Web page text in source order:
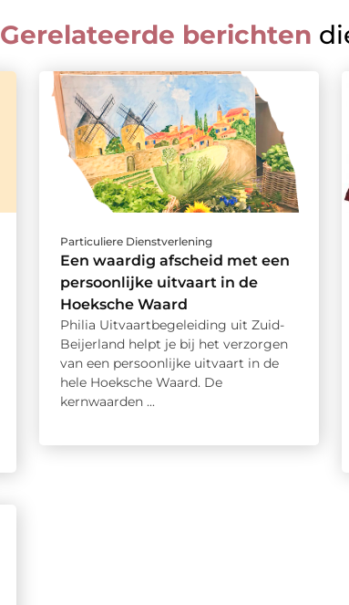
Gerelateerde berichten
Particuliere Dienstverlening
Een waardig afscheid met een
persoonlijke uitvaart in de
Hoeksche Waard
Philia Uitvaartbegeleiding uit Zuid-
Beijerland helpt je bij het verzorgen
van een persoonlijke uitvaart in de
hele Hoeksche Waard. De
kernwaarden ...